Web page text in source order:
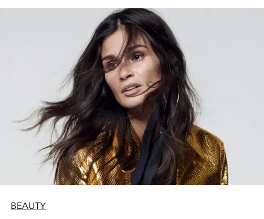
BEAUTY